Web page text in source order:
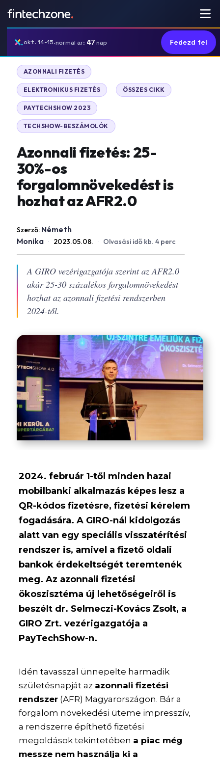
okt. 14-15.normál ár: 47nap Fedezd fel
AZONNALI FIZETÉS
ELEKTRONIKUS FIZETÉS | ÖSSZES CIKK
PAYTECHSHOW 2023
TECHSHOW-BESZÁMOLÓK
Azonnali fizetés: 25-
30%-os
forgalomnövekedést is
hozhat az AFR2.0
Szerző: Németh
Monika · 2023.05.08. · Olvasási idő kb. 4 perc
A GIRO vezérigazgatója szerint az AFR2.0
akár 25-30 százalékos forgalomnövekedést
hozhat az azonnali fizetési rendszerben
2024-től.
2024. február 1-től minden hazai
mobilbanki alkalmazás képes lesz a
QR-kódos fizetésre, fizetési kérelem
fogadására. A GIRO-nál kidolgozás
alatt van egy speciális visszatérítési
rendszer is, amivel a fizető oldali
bankok érdekeltségét teremtenék
meg. Az azonnali fizetési
ökoszisztéma új lehetőségeiről is
beszélt dr. Selmeczi-Kovács Zsolt, a
GIRO Zrt. vezérigazgatója a
PayTechShow-n.
Idén tavasszal ünnepelte harmadik
születésnapját az azonnali fizetési
rendszer (AFR) Magyarországon. Bár a
forgalom növekedési üteme impresszív,
a rendszerre építhető fizetési
megoldások tekintetében a piac még
messze nem használja ki a